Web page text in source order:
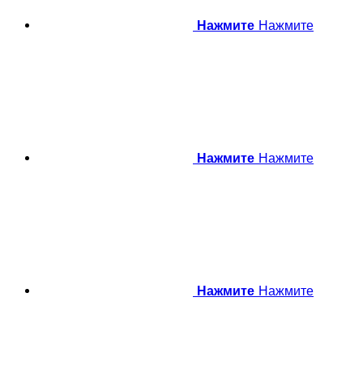
Нажмите Нажмите
Нажмите Нажмите
Нажмите Нажмите